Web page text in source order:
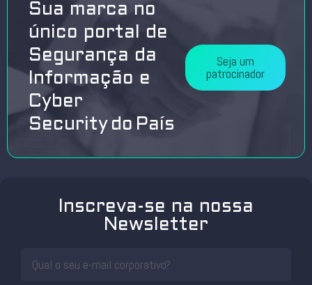
Sua marca no
único portal de
Segurança da
Informação e
Cyber
Security do País
Seja um
patrocinador
Inscreva-se na nossa
Newsletter